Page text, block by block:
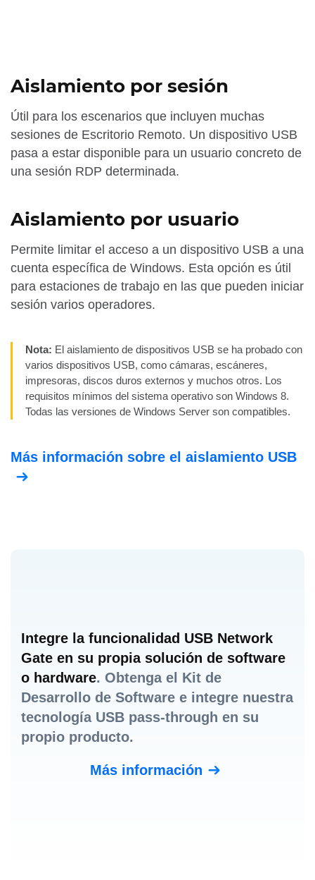
Aislamiento por sesión
Útil para los escenarios que incluyen muchas
sesiones de Escritorio Remoto. Un dispositivo USB
pasa a estar disponible para un usuario concreto de
una sesión RDP determinada.
Aislamiento por usuario
Permite limitar el acceso a un dispositivo USB a una
cuenta específica de Windows. Esta opción es útil
para estaciones de trabajo en las que pueden iniciar
sesión varios operadores.
Nota: El aislamiento de dispositivos USB se ha probado con
varios dispositivos USB, como cámaras, escáneres,
impresoras, discos duros externos y muchos otros. Los
requisitos mínimos del sistema operativo son Windows 8.
Todas las versiones de Windows Server son compatibles.
Más información sobre el aislamiento USB
Integre la funcionalidad USB Network
Gate en su propia solución de software
o hardware. Obtenga el Kit de
Desarrollo de Software e integre nuestra
tecnología USB pass-through en su
propio producto.
Más información